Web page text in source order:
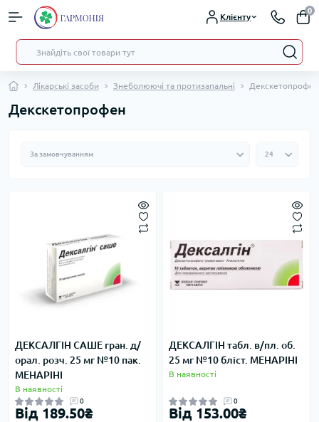
Клієнту
0
Лікарські засоби Знеболюючі та протизапальні Декскетопрофен
Декскетопрофен
ДЕКСАЛГІН САШЕ гран. д/
орал. розч. 25 мг №10 пак.
МЕНАРІНІ
В наявності
0
Від 189.50₴
ДЕКСАЛГІН табл. в/пл. об.
25 мг №10 бліст. МЕНАРІНІ
В наявності
0
Від 153.00₴